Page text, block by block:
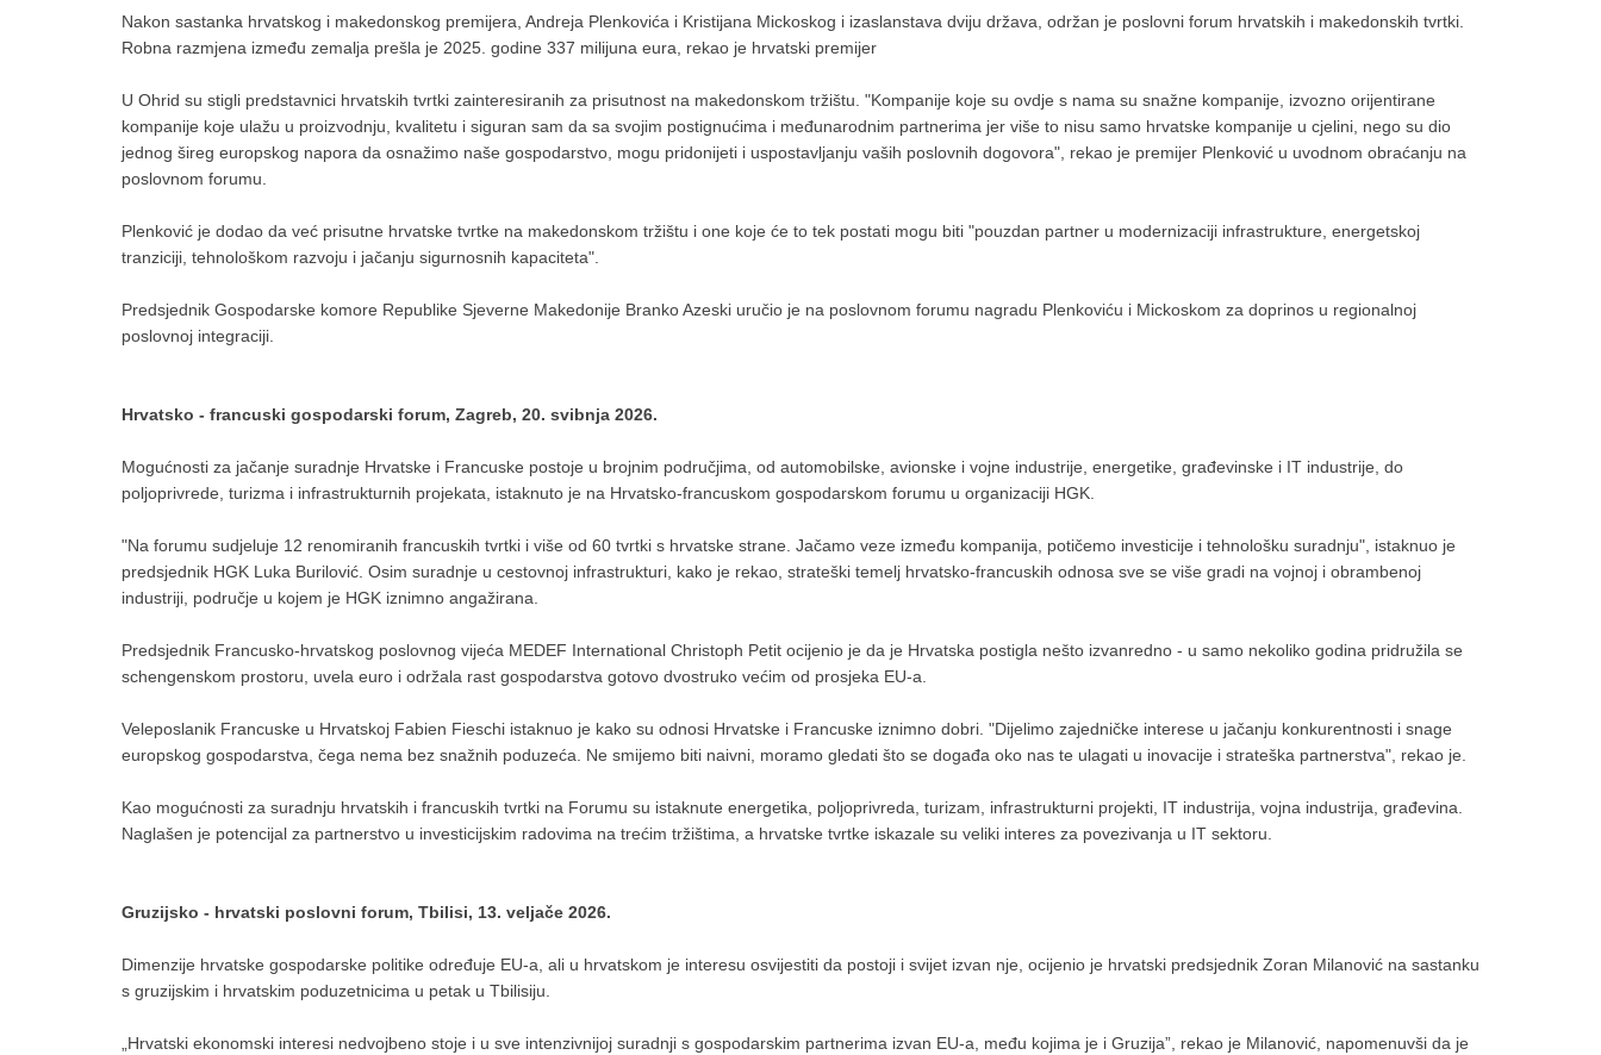
Nakon sastanka hrvatskog i makedonskog premijera, Andreja Plenkovića i Kristijana Mickoskog i izaslanstava dviju država, održan je poslovni forum hrvatskih i makedonskih tvrtki.
Robna razmjena između zemalja prešla je 2025. godine 337 milijuna eura, rekao je hrvatski premijer
U Ohrid su stigli predstavnici hrvatskih tvrtki zainteresiranih za prisutnost na makedonskom tržištu. "Kompanije koje su ovdje s nama su snažne kompanije, izvozno orijentirane
kompanije koje ulažu u proizvodnju, kvalitetu i siguran sam da sa svojim postignućima i međunarodnim partnerima jer više to nisu samo hrvatske kompanije u cjelini, nego su dio
jednog šireg europskog napora da osnažimo naše gospodarstvo, mogu pridonijeti i uspostavljanju vaših poslovnih dogovora", rekao je premijer Plenković u uvodnom obraćanju na
poslovnom forumu.
Plenković je dodao da već prisutne hrvatske tvrtke na makedonskom tržištu i one koje će to tek postati mogu biti "pouzdan partner u modernizaciji infrastrukture, energetskoj
tranziciji, tehnološkom razvoju i jačanju sigurnosnih kapaciteta".
Predsjednik Gospodarske komore Republike Sjeverne Makedonije Branko Azeski uručio je na poslovnom forumu nagradu Plenkoviću i Mickoskom za doprinos u regionalnoj
poslovnoj integraciji.
Hrvatsko - francuski gospodarski forum, Zagreb, 20. svibnja 2026.
Mogućnosti za jačanje suradnje Hrvatske i Francuske postoje u brojnim područjima, od automobilske, avionske i vojne industrije, energetike, građevinske i IT industrije, do
poljoprivrede, turizma i infrastrukturnih projekata, istaknuto je na Hrvatsko-francuskom gospodarskom forumu u organizaciji HGK.
"Na forumu sudjeluje 12 renomiranih francuskih tvrtki i više od 60 tvrtki s hrvatske strane. Jačamo veze između kompanija, potičemo investicije i tehnološku suradnju", istaknuo je
predsjednik HGK Luka Burilović. Osim suradnje u cestovnoj infrastrukturi, kako je rekao, strateški temelj hrvatsko-francuskih odnosa sve se više gradi na vojnoj i obrambenoj
industriji, područje u kojem je HGK iznimno angažirana.
Predsjednik Francusko-hrvatskog poslovnog vijeća MEDEF International Christoph Petit ocijenio je da je Hrvatska postigla nešto izvanredno - u samo nekoliko godina pridružila se
schengenskom prostoru, uvela euro i održala rast gospodarstva gotovo dvostruko većim od prosjeka EU-a.
Veleposlanik Francuske u Hrvatskoj Fabien Fieschi istaknuo je kako su odnosi Hrvatske i Francuske iznimno dobri. "Dijelimo zajedničke interese u jačanju konkurentnosti i snage
europskog gospodarstva, čega nema bez snažnih poduzeća. Ne smijemo biti naivni, moramo gledati što se događa oko nas te ulagati u inovacije i strateška partnerstva", rekao je.
Kao mogućnosti za suradnju hrvatskih i francuskih tvrtki na Forumu su istaknute energetika, poljoprivreda, turizam, infrastrukturni projekti, IT industrija, vojna industrija, građevina.
Naglašen je potencijal za partnerstvo u investicijskim radovima na trećim tržištima, a hrvatske tvrtke iskazale su veliki interes za povezivanja u IT sektoru.
Gruzijsko - hrvatski poslovni forum, Tbilisi, 13. veljače 2026.
Dimenzije hrvatske gospodarske politike određuje EU-a, ali u hrvatskom je interesu osvijestiti da postoji i svijet izvan nje, ocijenio je hrvatski predsjednik Zoran Milanović na sastanku
s gruzijskim i hrvatskim poduzetnicima u petak u Tbilisiju.
„Hrvatski ekonomski interesi nedvojbeno stoje i u sve intenzivnijoj suradnji s gospodarskim partnerima izvan EU-a, među kojima je i Gruzija”, rekao je Milanović, napomenuvši da je